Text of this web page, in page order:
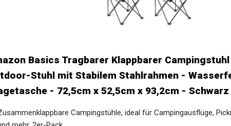
Basics Tragbarer Klappbarer
Stuhl mit Stabilem Stahlrahmen -
- 72,5cm x 52,5cm x 93,2cm -
Campingstühle, ideal für Campingausflüge,